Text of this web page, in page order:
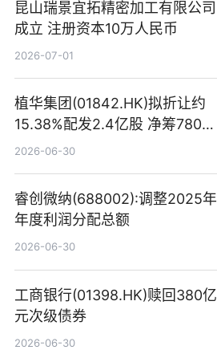
昆山瑞景宜拓精密加工有限公司
成立 注册资本10万人民币
2026-07-01
植华集团(01842.HK)拟折让约
15.38%配发2.4亿股 净筹780万
港元
2026-06-30
睿创微纳(688002):调整2025年
年度利润分配总额
2026-06-30
工商银行(01398.HK)赎回380亿
元次级债券
2026-06-30